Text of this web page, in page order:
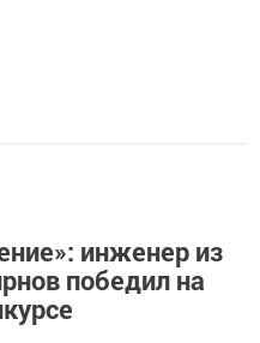
инженер из
победил на